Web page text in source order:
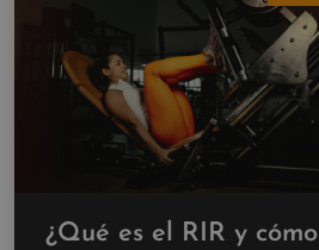
¿Qué es el RIR y cómo